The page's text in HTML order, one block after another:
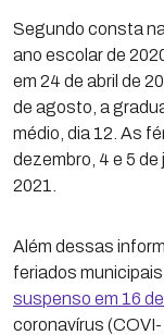
Segundo consta na
ano escolar de
em 24 de abril de
de agosto, a
médio, dia 12. As
dezembro, 4 e 5 de
2021.
Além dessas
feriados
suspenso em 16
coronavírus (COVI-